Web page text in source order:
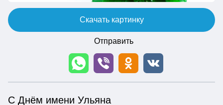
Скачать картинку
Отправить
С Днём имени Ульяна